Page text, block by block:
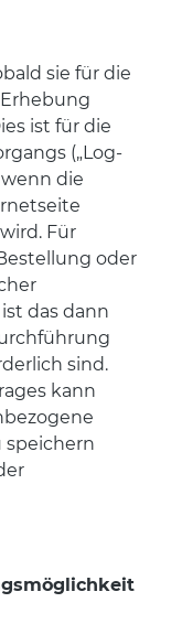
sie für die
ist für die
(„Log-
die
Für
oder
das dann
sind.
kann
speichern